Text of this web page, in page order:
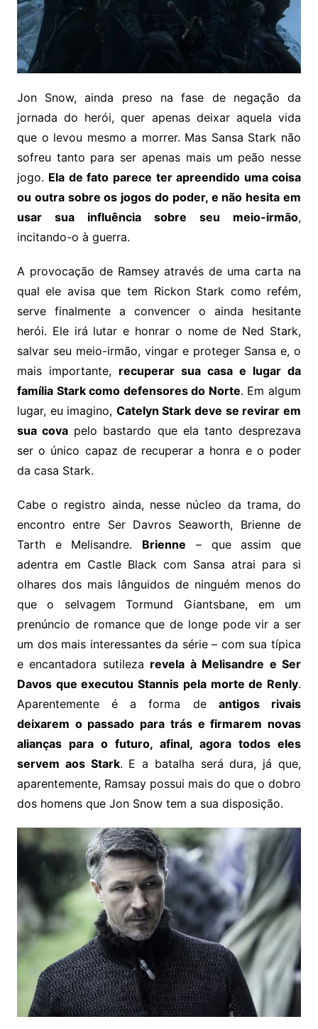
Jon Snow, ainda preso na fase de negação da
jornada do herói, quer apenas deixar aquela vida
que o levou mesmo a morrer. Mas Sansa Stark não
sofreu tanto para ser apenas mais um peão nesse
jogo. Ela de fato parece ter apreendido uma coisa
ou outra sobre os jogos do poder, e não hesita em
usar sua influência sobre seu meio-irmão,
incitando-o à guerra.
A provocação de Ramsey através de uma carta na
qual ele avisa que tem Rickon Stark como refém,
serve finalmente a convencer o ainda hesitante
herói. Ele irá lutar e honrar o nome de Ned Stark,
salvar seu meio-irmão, vingar e proteger Sansa e, o
mais importante, recuperar sua casa e lugar da
família Stark como defensores do Norte. Em algum
lugar, eu imagino, Catelyn Stark deve se revirar em
sua cova pelo bastardo que ela tanto desprezava
ser o único capaz de recuperar a honra e o poder
da casa Stark.
Cabe o registro ainda, nesse núcleo da trama, do
encontro entre Ser Davros Seaworth, Brienne de
Tarth e Melisandre. Brienne – que assim que
adentra em Castle Black com Sansa atrai para si
olhares dos mais lânguidos de ninguém menos do
que o selvagem Tormund Giantsbane, em um
prenúncio de romance que de longe pode vir a ser
um dos mais interessantes da série – com sua típica
e encantadora sutileza revela à Melisandre e Ser
Davos que executou Stannis pela morte de Renly.
Aparentemente é a forma de antigos rivais
deixarem o passado para trás e firmarem novas
alianças para o futuro, afinal, agora todos eles
servem aos Stark. E a batalha será dura, já que,
aparentemente, Ramsay possui mais do que o dobro
dos homens que Jon Snow tem a sua disposição.